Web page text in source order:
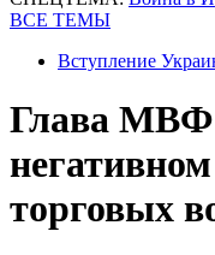
ВСЕ ТЕМЫ
Вступление
Глава МВФ
торговых